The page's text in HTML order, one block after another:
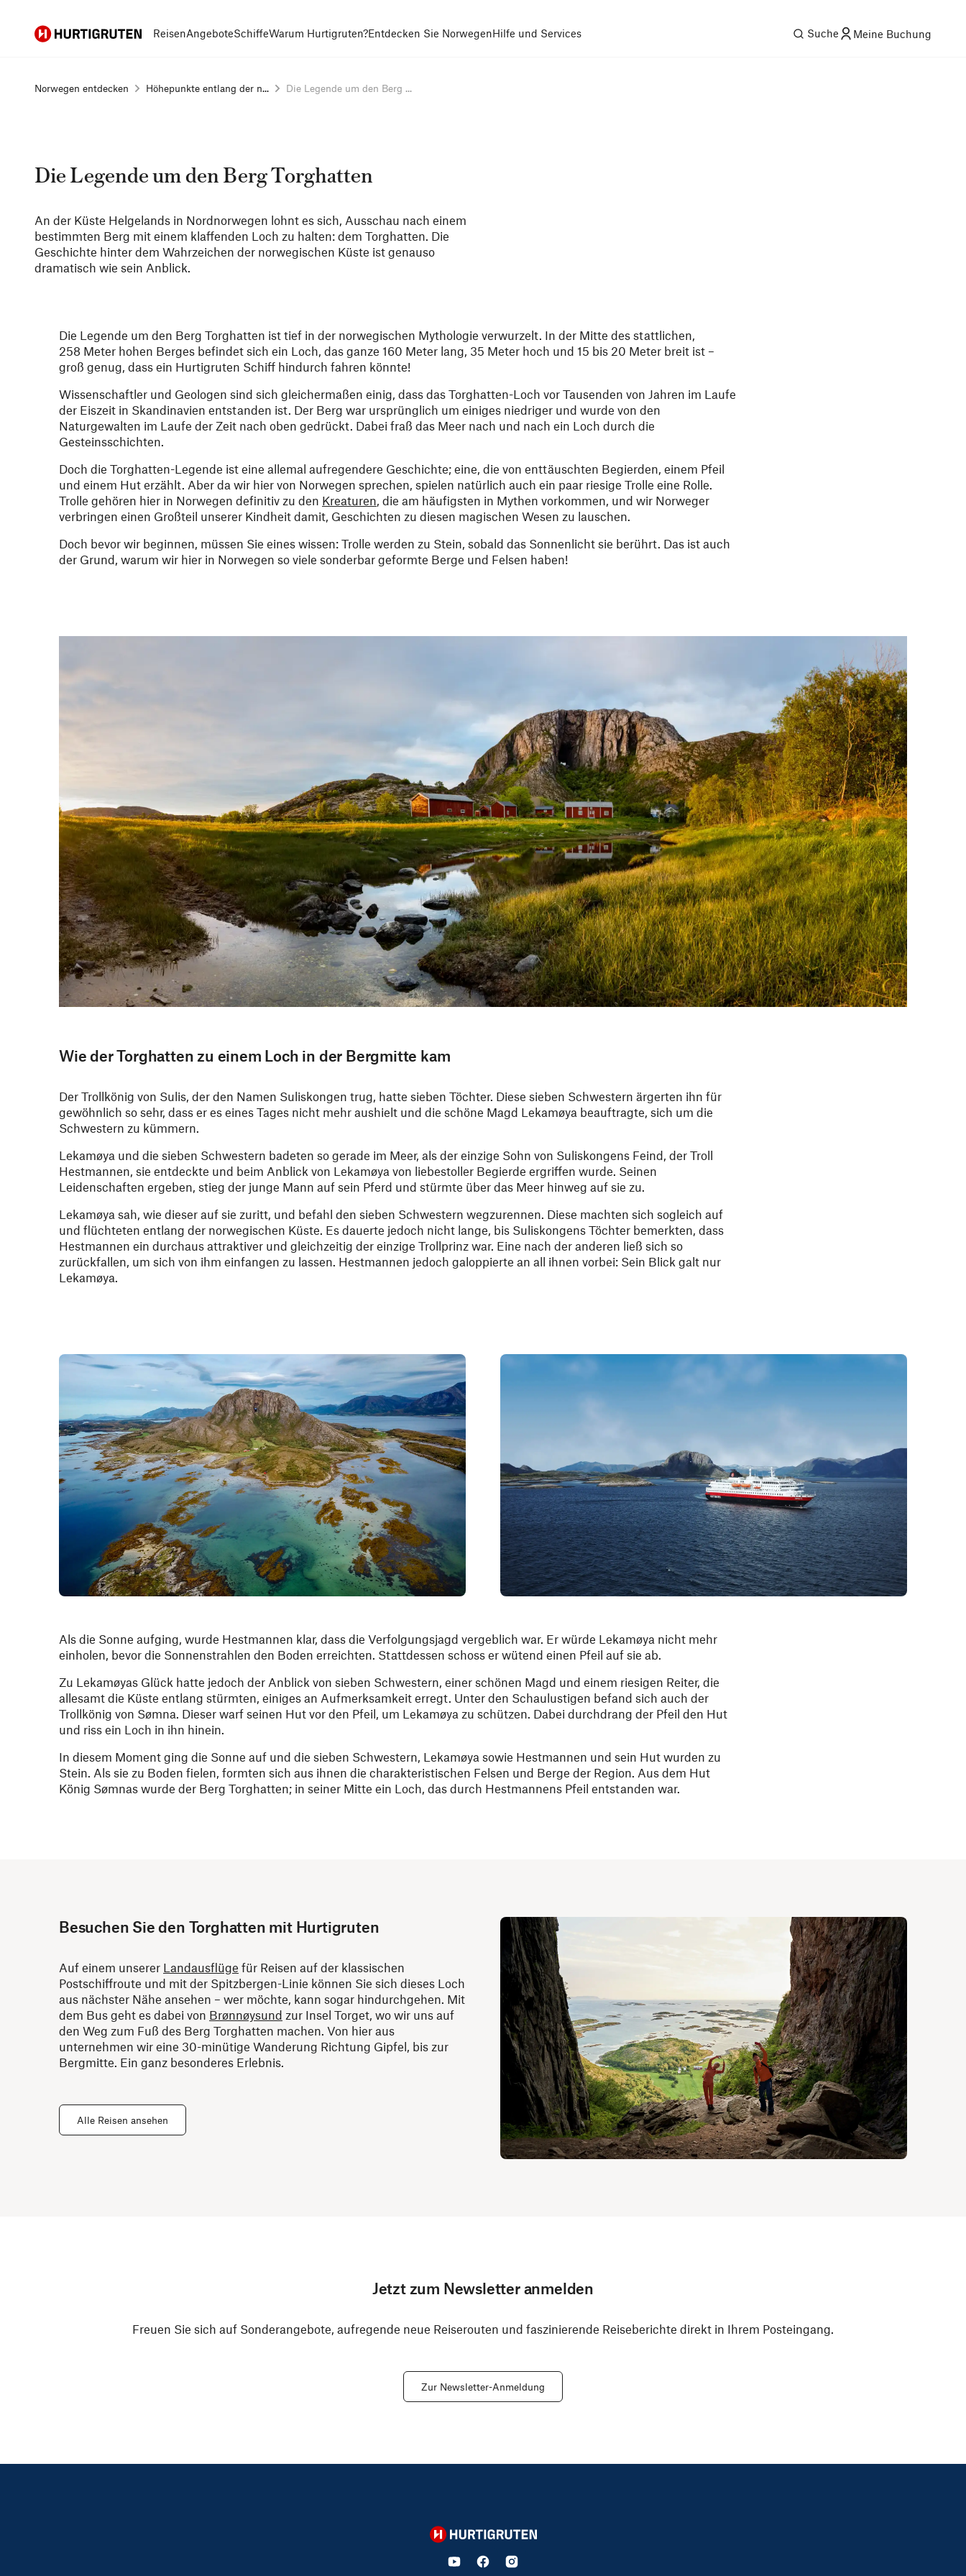
Hurtigruten ReisenAngeboteSchiffeWarum Hurtigruten?Entdecken Sie NorwegenHilfe und Services Suche Meine Buchung
Norwegen entdecken Höhepunkte entlang der n... Die Legende um den Berg ...
Die Legende um den Berg Torghatten
An der Küste Helgelands in Nordnorwegen lohnt es sich, Ausschau nach einem
bestimmten Berg mit einem klaffenden Loch zu halten: dem Torghatten. Die
Geschichte hinter dem Wahrzeichen der norwegischen Küste ist genauso
dramatisch wie sein Anblick.
Die Legende um den Berg Torghatten ist tief in der norwegischen Mythologie verwurzelt. In der Mitte des stattlichen,
258 Meter hohen Berges befindet sich ein Loch, das ganze 160 Meter lang, 35 Meter hoch und 15 bis 20 Meter breit ist –
groß genug, dass ein Hurtigruten Schiff hindurch fahren könnte!
Wissenschaftler und Geologen sind sich gleichermaßen einig, dass das Torghatten-Loch vor Tausenden von Jahren im Laufe
der Eiszeit in Skandinavien entstanden ist. Der Berg war ursprünglich um einiges niedriger und wurde von den
Naturgewalten im Laufe der Zeit nach oben gedrückt. Dabei fraß das Meer nach und nach ein Loch durch die
Gesteinsschichten.
Doch die Torghatten-Legende ist eine allemal aufregendere Geschichte; eine, die von enttäuschten Begierden, einem Pfeil
und einem Hut erzählt. Aber da wir hier von Norwegen sprechen, spielen natürlich auch ein paar riesige Trolle eine Rolle.
Trolle gehören hier in Norwegen definitiv zu den Kreaturen, die am häufigsten in Mythen vorkommen, und wir Norweger
verbringen einen Großteil unserer Kindheit damit, Geschichten zu diesen magischen Wesen zu lauschen.
Doch bevor wir beginnen, müssen Sie eines wissen: Trolle werden zu Stein, sobald das Sonnenlicht sie berührt. Das ist auch
der Grund, warum wir hier in Norwegen so viele sonderbar geformte Berge und Felsen haben!
Wie der Torghatten zu einem Loch in der Bergmitte kam
Der Trollkönig von Sulis, der den Namen Suliskongen trug, hatte sieben Töchter. Diese sieben Schwestern ärgerten ihn für
gewöhnlich so sehr, dass er es eines Tages nicht mehr aushielt und die schöne Magd Lekamøya beauftragte, sich um die
Schwestern zu kümmern.
Lekamøya und die sieben Schwestern badeten so gerade im Meer, als der einzige Sohn von Suliskongens Feind, der Troll
Hestmannen, sie entdeckte und beim Anblick von Lekamøya von liebestoller Begierde ergriffen wurde. Seinen
Leidenschaften ergeben, stieg der junge Mann auf sein Pferd und stürmte über das Meer hinweg auf sie zu.
Lekamøya sah, wie dieser auf sie zuritt, und befahl den sieben Schwestern wegzurennen. Diese machten sich sogleich auf
und flüchteten entlang der norwegischen Küste. Es dauerte jedoch nicht lange, bis Suliskongens Töchter bemerkten, dass
Hestmannen ein durchaus attraktiver und gleichzeitig der einzige Trollprinz war. Eine nach der anderen ließ sich so
zurückfallen, um sich von ihm einfangen zu lassen. Hestmannen jedoch galoppierte an all ihnen vorbei: Sein Blick galt nur
Lekamøya.
Als die Sonne aufging, wurde Hestmannen klar, dass die Verfolgungsjagd vergeblich war. Er würde Lekamøya nicht mehr
einholen, bevor die Sonnenstrahlen den Boden erreichten. Stattdessen schoss er wütend einen Pfeil auf sie ab.
Zu Lekamøyas Glück hatte jedoch der Anblick von sieben Schwestern, einer schönen Magd und einem riesigen Reiter, die
allesamt die Küste entlang stürmten, einiges an Aufmerksamkeit erregt. Unter den Schaulustigen befand sich auch der
Trollkönig von Sømna. Dieser warf seinen Hut vor den Pfeil, um Lekamøya zu schützen. Dabei durchdrang der Pfeil den Hut
und riss ein Loch in ihn hinein.
In diesem Moment ging die Sonne auf und die sieben Schwestern, Lekamøya sowie Hestmannen und sein Hut wurden zu
Stein. Als sie zu Boden fielen, formten sich aus ihnen die charakteristischen Felsen und Berge der Region. Aus dem Hut
König Sømnas wurde der Berg Torghatten; in seiner Mitte ein Loch, das durch Hestmannens Pfeil entstanden war.
Besuchen Sie den Torghatten mit Hurtigruten
Auf einem unserer Landausflüge für Reisen auf der klassischen
Postschiffroute und mit der Spitzbergen-Linie können Sie sich dieses Loch
aus nächster Nähe ansehen – wer möchte, kann sogar hindurchgehen. Mit
dem Bus geht es dabei von Brønnøysund zur Insel Torget, wo wir uns auf
den Weg zum Fuß des Berg Torghatten machen. Von hier aus
unternehmen wir eine 30-minütige Wanderung Richtung Gipfel, bis zur
Bergmitte. Ein ganz besonderes Erlebnis.
Alle Reisen ansehen
Jetzt zum Newsletter anmelden
Freuen Sie sich auf Sonderangebote, aufregende neue Reiserouten und faszinierende Reiseberichte direkt in Ihrem Posteingang.
Zur Newsletter-Anmeldung
Hurtigruten